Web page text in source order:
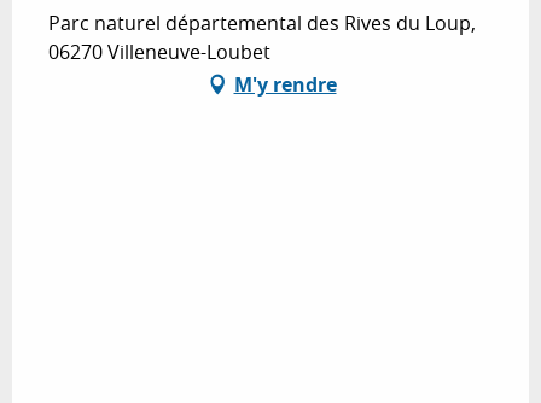
Parc naturel départemental des Rives du Loup,
06270 Villeneuve-Loubet
M'y rendre